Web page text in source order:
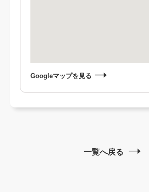
Googleマップを見る
一覧へ戻る